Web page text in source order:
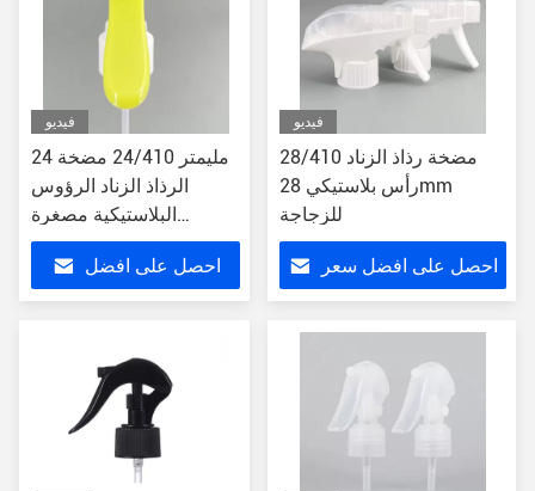
فيديو
24 مليمتر 24/410 مضخة
الرذاذ الزناد الرؤوس
البلاستيكية مصغرة
للزجاجة
احصل على افضل
فيديو
28/410 مضخة رذاذ الزناد
رأس بلاستيكي 28mm
للزجاجة
احصل على افضل سعر